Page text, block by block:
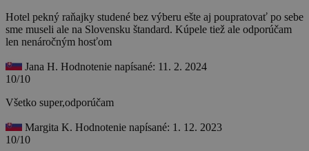
Hotel pekný raňajky studené bez výberu ešte aj poupratovať po sebe
sme museli ale na Slovensku štandard. Kúpele tiež ale odporúčam
len nenáročným hosťom
Jana H. Hodnotenie napísané: 11. 2. 2024
10/10
Všetko super,odporúčam
Margita K. Hodnotenie napísané: 1. 12. 2023
10/10